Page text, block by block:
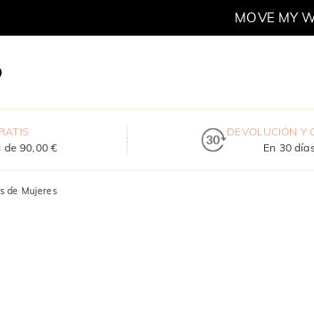
MOVE MY
de 90,00 €
DEVOLUCIÓN Y
En 30
de Mujeres